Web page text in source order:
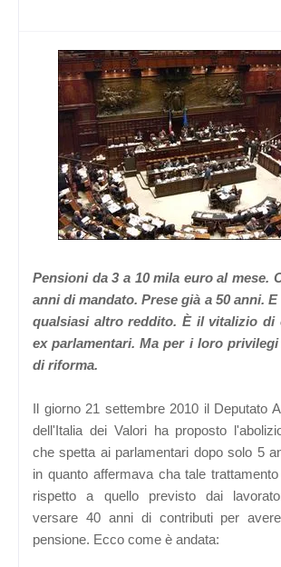
Pensioni da 3 a 10 mila euro al mese.
anni di mandato. Prese già a 50 anni.
qualsiasi altro reddito. È il vitalizio di
ex parlamentari. Ma per i loro
di riforma.
Il giorno 21 settembre 2010 il Deputato
dell'Italia dei Valori ha proposto
che spetta ai parlamentari dopo solo 5
in quanto affermava cha tale
rispetto a quello previsto dai
versare 40 anni di contributi per
pensione. Ecco come è andata: